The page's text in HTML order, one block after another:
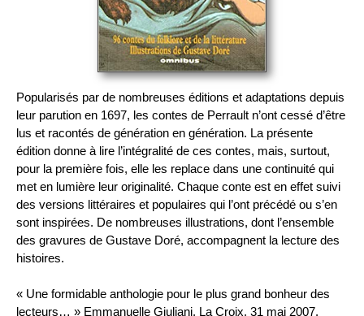
Popularisés par de nombreuses éditions et adaptations depuis
leur parution en 1697, les contes de Perrault n’ont cessé d’être
lus et racontés de génération en génération. La présente
édition donne à lire l’intégralité de ces contes, mais, surtout,
pour la première fois, elle les replace dans une continuité qui
met en lumière leur originalité. Chaque conte est en effet suivi
des versions littéraires et populaires qui l’ont précédé ou s’en
sont inspirées. De nombreuses illustrations, dont l’ensemble
des gravures de Gustave Doré, accompagnent la lecture des
histoires.
« Une formidable anthologie pour le plus grand bonheur des
lecteurs… » Emmanuelle Giuliani, La Croix, 31 mai 2007.